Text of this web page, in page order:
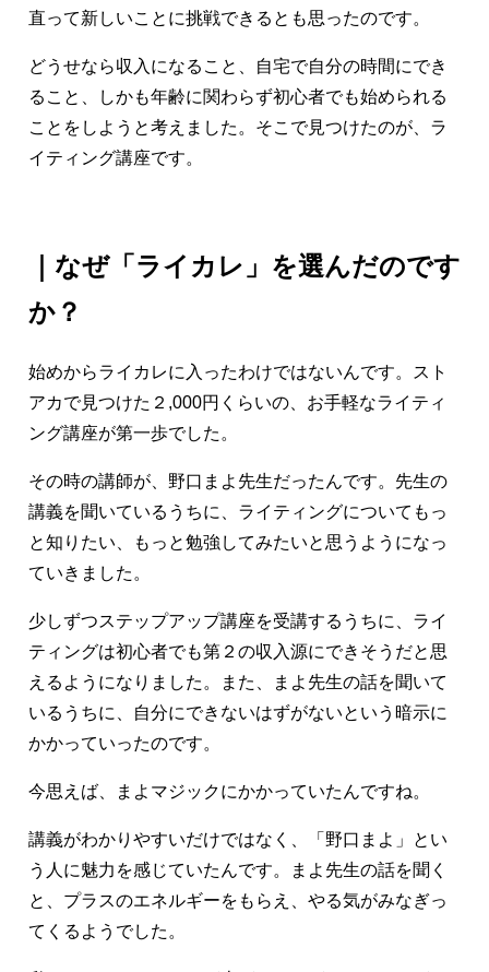
直って新しいことに挑戦できるとも思ったのです。
どうせなら収入になること、自宅で自分の時間にでき
ること、しかも年齢に関わらず初心者でも始められる
ことをしようと考えました。そこで見つけたのが、ラ
イティング講座です。
なぜ「ライカレ」を選んだのです
か？
始めからライカレに入ったわけではないんです。スト
アカで見つけた２,000円くらいの、お手軽なライティ
ング講座が第一歩でした。
その時の講師が、野口まよ先生だったんです。先生の
講義を聞いているうちに、ライティングについてもっ
と知りたい、もっと勉強してみたいと思うようになっ
ていきました。
少しずつステップアップ講座を受講するうちに、ライ
ティングは初心者でも第２の収入源にできそうだと思
えるようになりました。また、まよ先生の話を聞いて
いるうちに、自分にできないはずがないという暗示に
かかっていったのです。
今思えば、まよマジックにかかっていたんですね。
講義がわかりやすいだけではなく、「野口まよ」とい
う人に魅力を感じていたんです。まよ先生の話を聞く
と、プラスのエネルギーをもらえ、やる気がみなぎっ
てくるようでした。